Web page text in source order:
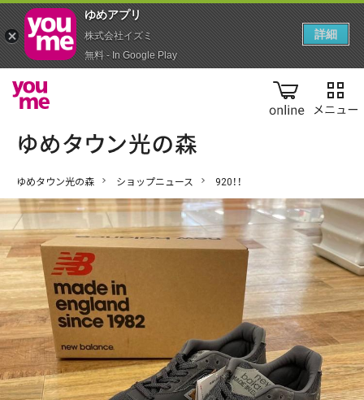
online
ゆめタウン光の森 ショップニュース 920！！
ゆめアプ‪リ‬
株式会社イズミ
無料 - In Google Play
詳細